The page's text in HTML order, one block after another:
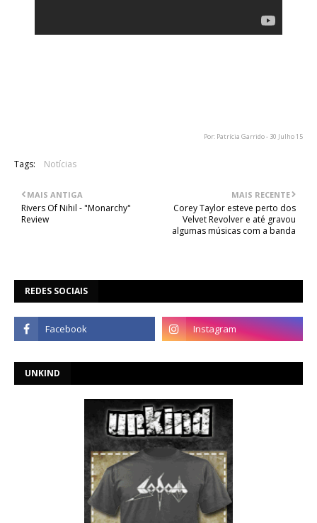
Por: Patrícia Garrido - 30 Julho 15
Tags: Notícias
MAIS RECENTE
Corey Taylor esteve perto dos
Velvet Revolver e até gravou
algumas músicas com a banda
MAIS ANTIGA
Rivers Of Nihil - "Monarchy"
Review
REDES SOCIAIS
UNKIND